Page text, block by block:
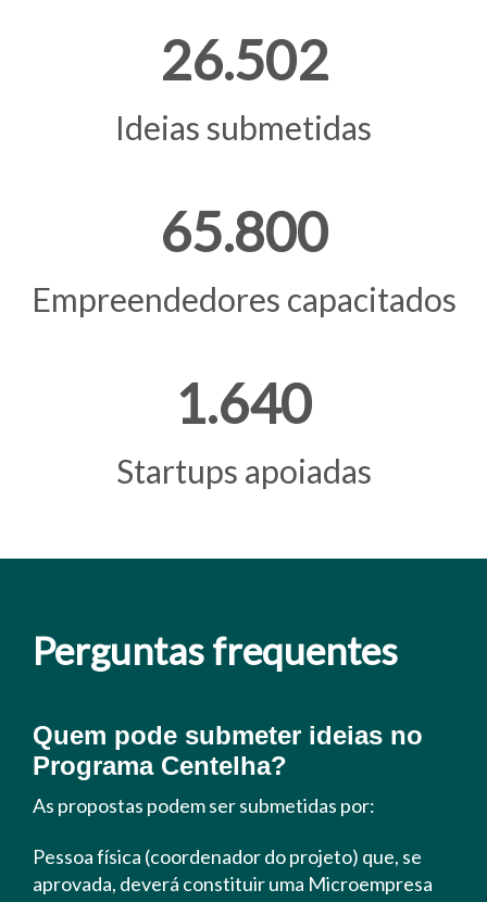
26.502
Ideias submetidas
65.800
Empreendedores capacitados
1.640
Startups apoiadas
Perguntas frequentes
Quem pode submeter ideias no
Programa Centelha?
As propostas podem ser submetidas por:
Pessoa física (coordenador do projeto) que, se
aprovada, deverá constituir uma Microempresa